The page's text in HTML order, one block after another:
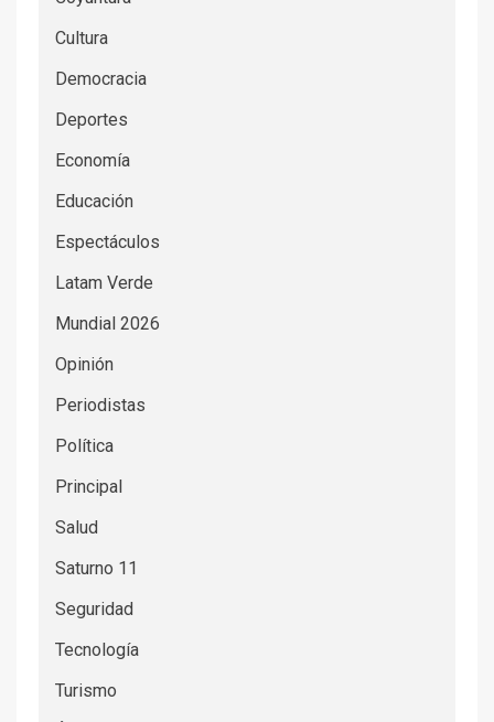
Cultura
Democracia
Deportes
Economía
Educación
Espectáculos
Latam Verde
Mundial 2026
Opinión
Periodistas
Política
Principal
Salud
Saturno 11
Seguridad
Tecnología
Turismo